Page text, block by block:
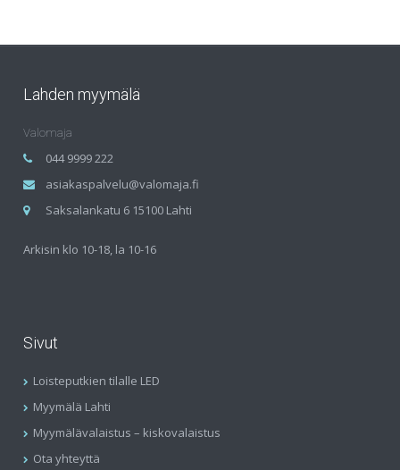
Lahden myymälä
Valomaja
044 9999 222
asiakaspalvelu@valomaja.fi
Saksalankatu 6 15100 Lahti
Arkisin klo 10-18, la 10-16
Sivut
Loisteputkien tilalle LED
Myymälä Lahti
Myymälävalaistus – kiskovalaistus
Ota yhteyttä